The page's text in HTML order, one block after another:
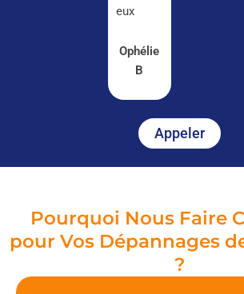
eux
Ophélie
B
Appeler
Pourquoi Nous Faire
pour Vos Dépannages
?